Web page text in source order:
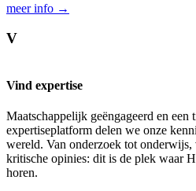
meer info →
V
Vind expertise
Maatschappelijk geëngageerd en
expertiseplatform delen we onze
wereld. Van onderzoek tot
kritische opinies: dit is de plek waar
horen.